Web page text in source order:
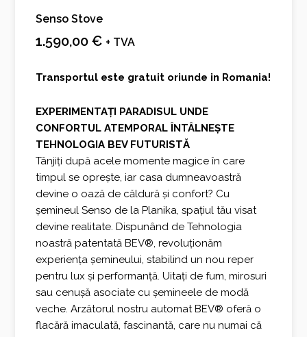
Senso Stove
1.590,00€ + TVA
Transportul este gratuit oriunde in Romania!
EXPERIMENTAȚI PARADISUL UNDE
CONFORTUL ATEMPORAL ÎNTÂLNEȘTE
TEHNOLOGIA BEV FUTURISTĂ
Tânjiți după acele momente magice în care
timpul se oprește, iar casa dumneavoastră
devine o oază de căldură și confort? Cu
șemineul Senso de la Planika, spațiul tău visat
devine realitate. Dispunând de Tehnologia
noastră patentată BEV®, revoluționăm
experiența șemineului, stabilind un nou reper
pentru lux și performanță. Uitați de fum, mirosuri
sau cenușă asociate cu șemineele de modă
veche. Arzătorul nostru automat BEV® oferă o
flacără imaculată, fascinantă, care nu numai că